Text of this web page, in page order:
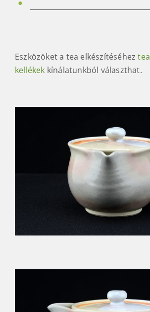
Eszközöket a tea elkészítéséhez tea
kellékek kínálatunkból választhat.